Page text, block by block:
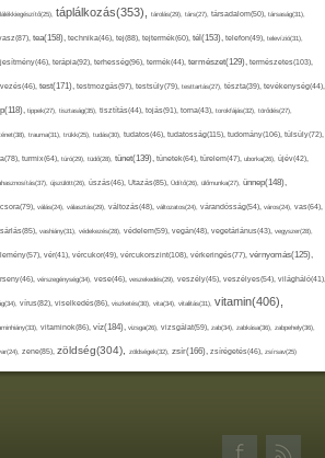
táplálkozás(353), tárolás(29), társ(27), társadalom(50), társaság(31),
tea(158), technika(46), tej(88), tejtermék(60), tél(153), telefon(49), televízió(31),
terápia(92), terhesség(96), termék(44), természet(129), természetes(103),
test(171), testmozgás(97), testsúly(79), testtartás(27), tészta(39), tevékenység(44),
tippek(27), tisztaság(35), tisztítás(44), tojás(91), torna(43), torokfájás(32), törődés(27),
trauma(31), trükk(25), tudás(30), tudatos(46), tudatosság(115), tudomány(106), túlsúly(72),
turmix(64), túró(29), tüdő(28), tünet(139), tünetek(64), türelem(47), uborka(26), újév(42),
újszülött(26), úszás(46), Utazás(85), Üdítő(26), ülőmunka(27), ünnep(148),
válás(24), választás(29), változás(48), változatos(24), várandósság(54), város(24), vas(64),
vashiány(31), védekezés(28), védelem(59), vegán(48), vegetáriánus(43), vegyszer(28),
vér(41), vércukor(49), vércukorszint(108), vérkeringés(77), vérnyomás(125),
vérszegénység(34), vese(46), veszekedés(29), veszély(45), veszélyes(54), világháló(41),
vírus(82), viselkedés(86), viszketés(30), vita(34), vitalitás(31), vitamin(406),
vitaminok(86), víz(184), vizsga(26), vizsgálat(59), zab(34), zabkása(36), zabpehely(36),
zene(85), zöldség(304), zöldségek(32), zsír(166), zsírégetés(46), zsírsav(25)